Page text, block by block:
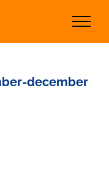
december